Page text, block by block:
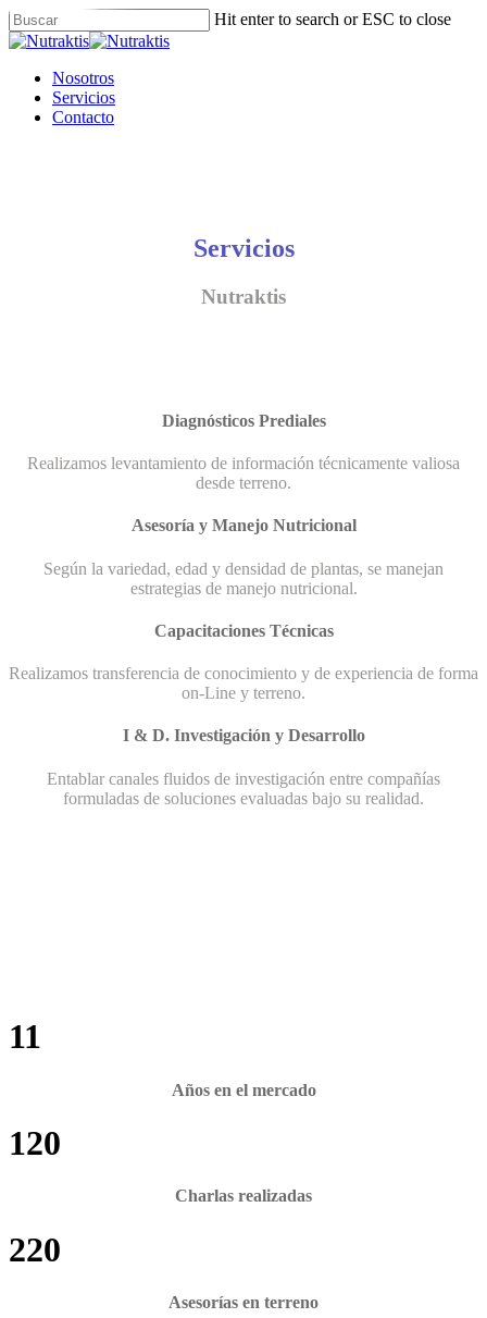
Skip
to
content
Hit enter to search or ESC to close
Close
Menu
Nosotros
Servicios
Contacto
Servicios
Nutraktis
Diagnósticos Prediales
Realizamos levantamiento de información técnicamente valiosa
desde terreno.
Asesoría y Manejo Nutricional
Según la variedad, edad y densidad de plantas, se manejan
estrategias de manejo nutricional.
Capacitaciones Técnicas
Realizamos transferencia de conocimiento y de experiencia de forma
on-Line y terreno.
I & D. Investigación y Desarrollo
Entablar canales fluidos de investigación entre compañías
formuladas de soluciones evaluadas bajo su realidad.
11
Años en el mercado
120
Charlas realizadas
220
Asesorías en terreno